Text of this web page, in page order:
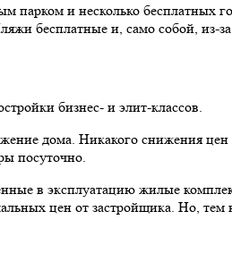
парком и несколько
бесплатные и, само собой, из-
бизнес- и элит-классов.
дома. Никакого снижения цен
посуточно.
в эксплуатацию жилые
цен от застройщика. Но,